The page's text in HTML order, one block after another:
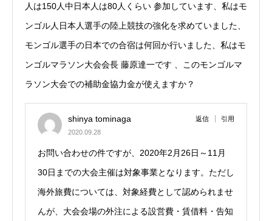
人は150人中日本人は80人くらい 参加しています、私はモ
ンゴル人日本人選手の陸上競技の強化を求めていました、
モンゴル選手の日本での合宿は何回か行いました、私はモ
ンゴルマラソン大会会長 藤原達一です 、このモンゴルマ
ラソン大会での補助金協力金が使えますか？
shinya tominaga
2020.09.28
返信 引用
お問い合わせの件ですが、2020年2月26日～11月
30日までの大会主催は対象事業となります。ただし
海外旅費については、対象経費として認められませ
んが、大会会場の外注による設営費・賃借料・告知